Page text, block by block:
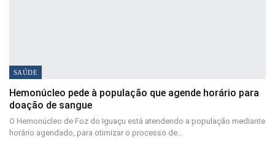
SAÚDE
Hemonúcleo pede à população que agende horário para
doação de sangue
O Hemonúcleo de Foz do Iguaçu está atendendo a população mediante
horário agendado, para otimizar o processo de…